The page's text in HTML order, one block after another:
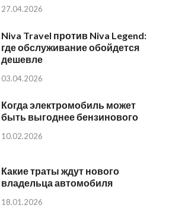
27.04.2026
Niva Travel против Niva Legend:
где обслуживание обойдется
дешевле
03.04.2026
Когда электромобиль может
быть выгоднее бензинового
10.02.2026
Какие траты ждут нового
владельца автомобиля
18.01.2026